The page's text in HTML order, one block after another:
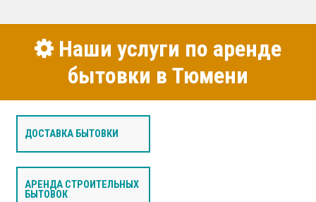
Наши услуги по аренде
бытовки в Тюмени
ДОСТАВКА БЫТОВКИ
АРЕНДА СТРОИТЕЛЬНЫХ
БЫТОВОК